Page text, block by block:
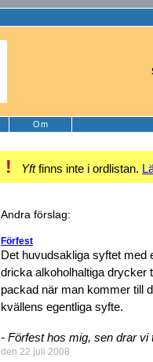
Om
! Yftfinns inte i ordlistan.
Andra förslag:
Förfest
Det huvudsakliga syftet med
dricka alkoholhaltiga drycker
packad när man kommer till
kvällens egentliga syfte.
- Förfest hos mig, sen drar vi
den 22 juli 2008